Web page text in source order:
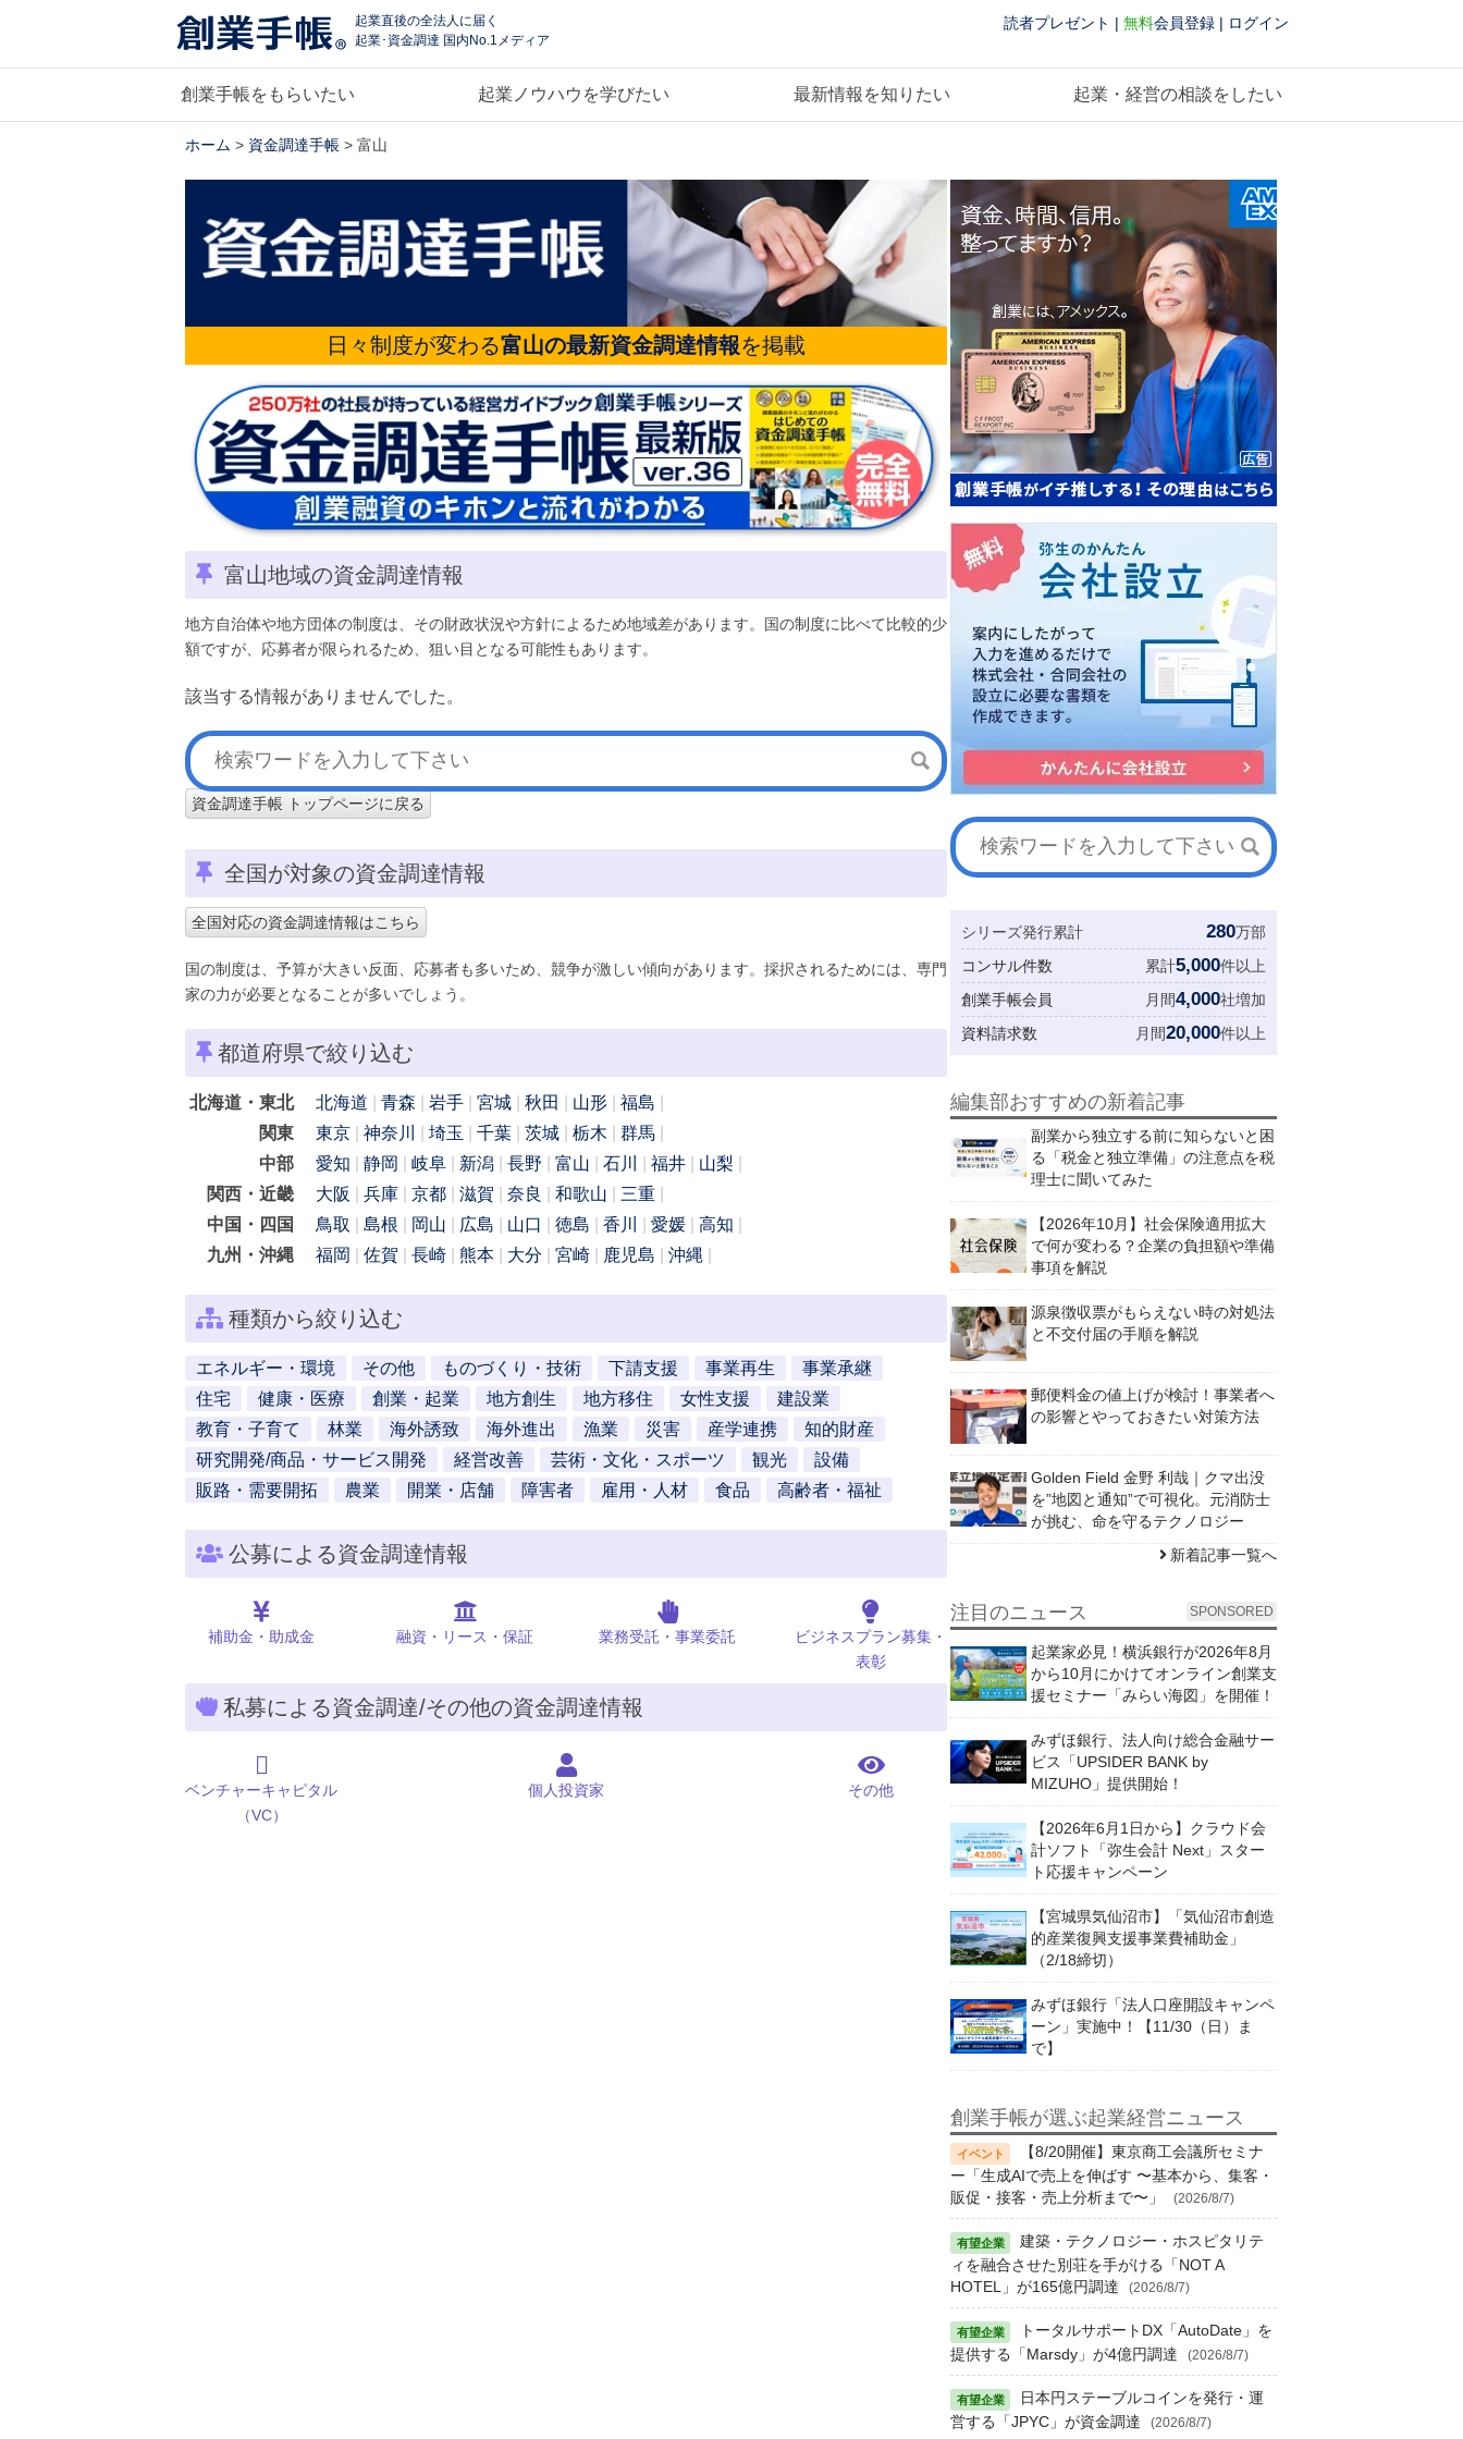
起業直後の全法人に届く
起業･資金調達 国内No.1メディア
読者プレゼント | 無料会員登録 | ログイン
創業手帳をもらいたい 起業ノウハウを学びたい 最新情報を知りたい 起業・経営の相談をしたい
ホーム > 資金調達手帳 > 富山
日々制度が変わる富山の最新資金調達情報を掲載
富山地域の資金調達情報
地方自治体や地方団体の制度は、その財政状況や方針によるため地域差があります。国の制度に比べて比較的少
額ですが、応募者が限られるため、狙い目となる可能性もあります。
該当する情報がありませんでした。
資金調達手帳 トップページに戻る
全国が対象の資金調達情報
全国対応の資金調達情報はこちら
国の制度は、予算が大きい反面、応募者も多いため、競争が激しい傾向があります。採択されるためには、専門
家の力が必要となることが多いでしょう。
都道府県で絞り込む
北海道・東北 北海道 青森 岩手 宮城 秋田 山形
福島
関東
東京 神奈川 埼玉 千葉 茨城 栃木
群馬
中部
愛知 静岡 岐阜 新潟 長野 富山 石川 福井
山梨
関西・近畿
大阪 兵庫 京都 滋賀 奈良 和歌山
三重
中国・四国
鳥取 島根 岡山 広島 山口 徳島 香川 愛媛
高知
九州・沖縄
福岡 佐賀 長崎 熊本 大分 宮崎 鹿児島 沖縄
種類から絞り込む
エネルギー・環境 その他 ものづくり・技術 下請支援 事業再生
事業承継
住宅
健康・医療 創業・起業 地方創生 地方移住 女性支援
建設業
教育・子育て
林業 海外誘致 海外進出 漁業 災害 産学連携
知的財産
研究開発/商品・サービス開発
経営改善 芸術・文化・スポーツ 観光
設備
販路・需要開拓
農業 開業・店舗 障害者 雇用・人材 食品 高齢者・福祉
公募による資金調達情報
補助金・助成金 融資・リース・保証 業務受託・事業委託
ビジネスプラン募集・
表彰
私募による資金調達/その他の資金調達情報
ベンチャーキャピタル
（VC）
個人投資家 その他
シリーズ発行累計 280万部
コンサル件数
累計5,000件以上
創業手帳会員
月間4,000社増加
資料請求数
月間20,000件以上
編集部おすすめの新着記事
副業から独立する前に知らないと困
る「税金と独立準備」の注意点を税
理士に聞いてみた
【2026年10月】社会保険適用拡大
で何が変わる？企業の負担額や準備
事項を解説
源泉徴収票がもらえない時の対処法
と不交付届の手順を解説
郵便料金の値上げが検討！事業者へ
の影響とやっておきたい対策方法
Golden Field 金野 利哉｜クマ出没
を”地図と通知”で可視化。元消防士
が挑む、命を守るテクノロジー
新着記事一覧へ
注目のニュース SPONSORED
起業家必見！横浜銀行が2026年8月
から10月にかけてオンライン創業支
援セミナー「みらい海図」を開催！
みずほ銀行、法人向け総合金融サー
ビス「UPSIDER BANK by
MIZUHO」提供開始！
【2026年6月1日から】クラウド会
計ソフト「弥生会計 Next」スター
ト応援キャンペーン
【宮城県気仙沼市】「気仙沼市創造
的産業復興支援事業費補助金」
（2/18締切）
みずほ銀行「法人口座開設キャンペ
ーン」実施中！【11/30（日）ま
で】
創業手帳が選ぶ起業経営ニュース
【8/20開催】東京商工会議所セミナ
ー「生成AIで売上を伸ばす 〜基本から、集客・
販促・接客・売上分析まで〜」
(2026/8/7)
建築・テクノロジー・ホスピタリテ
ィを融合させた別荘を手がける「NOT A
HOTEL」が165億円調達
(2026/8/7)
トータルサポートDX「AutoDate」を
提供する「Marsdy」が4億円調達
(2026/8/7)
日本円ステーブルコインを発行・運
営する「JPYC」が資金調達
(2026/8/7)